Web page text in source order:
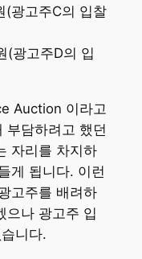
(광고주C의 입찰
(광고주D의 입
Auction 이라고
부담하려고 했던
자리를 차지하
게 됩니다. 이런
고주를 배려하
으나 광고주 입
니다.